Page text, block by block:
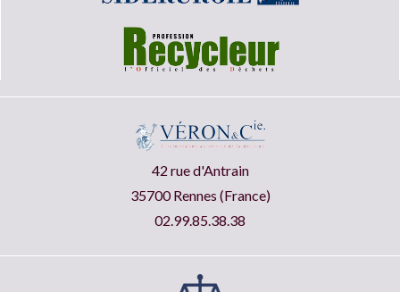
42 rue d'Antrain
35700 Rennes (France)
02.99.85.38.38